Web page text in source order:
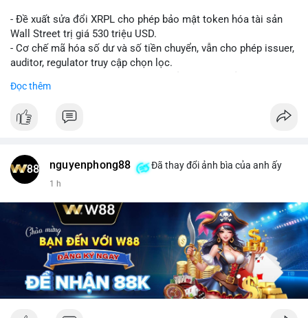
- Đề xuất sửa đổi XRPL cho phép bảo mật token hóa tài sản
Wall Street trị giá 530 triệu USD.
- Cơ chế mã hóa số dư và số tiền chuyển, vẫn cho phép issuer,
auditor, regulator truy cập chọn lọc.
tài chính.
chức tài chính.
$xrp
#titanbot
📰 Nguồn: CoinDesk
Đọc thêm
nguyenphong88 Đã thay đổi ảnh bìa của anh ấy
1 h